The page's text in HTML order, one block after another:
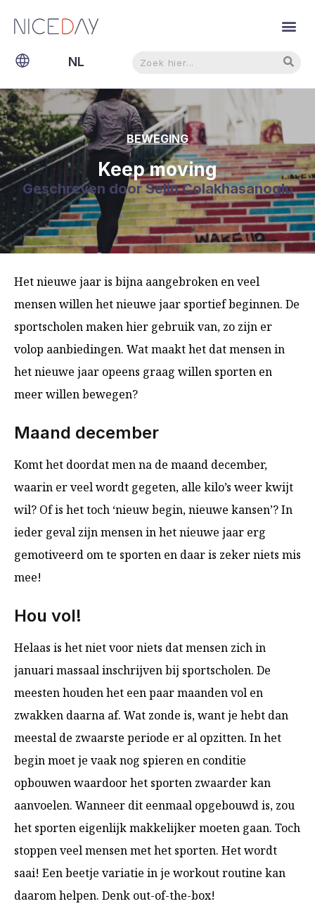
NL
EN
BEWEGING
Keep moving
Geschreven doorSelin Colakhasanoglu
Het nieuwe jaar is bijna aangebroken en veel
mensen willen het nieuwe jaar sportief beginnen. De
sportscholen maken hier gebruik van, zo zijn er
volop aanbiedingen. Wat maakt het dat mensen in
het nieuwe jaar opeens graag willen sporten en
meer willen bewegen?
Maand december
Komt het doordat men na de maand december,
waarin er veel wordt gegeten, alle kilo’s weer kwijt
wil? Of is het toch ‘nieuw begin, nieuwe kansen’? In
ieder geval zijn mensen in het nieuwe jaar erg
gemotiveerd om te sporten en daar is zeker niets mis
mee!
Hou vol!
Helaas is het niet voor niets dat mensen zich in
januari massaal inschrijven bij sportscholen. De
meesten houden het een paar maanden vol en
zwakken daarna af. Wat zonde is, want je hebt dan
meestal de zwaarste periode er al opzitten. In het
begin moet je vaak nog spieren en conditie
opbouwen waardoor het sporten zwaarder kan
aanvoelen. Wanneer dit eenmaal opgebouwd is, zou
het sporten eigenlijk makkelijker moeten gaan. Toch
stoppen veel mensen met het sporten. Het wordt
saai! Een beetje variatie in je workout routine kan
daarom helpen. Denk out-of-the-box!